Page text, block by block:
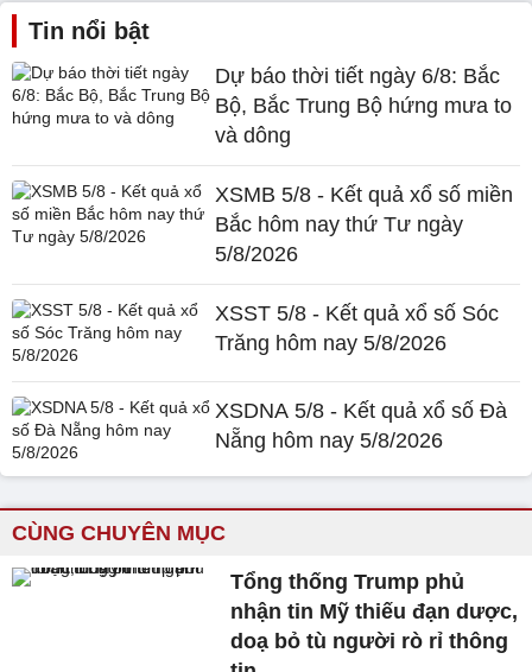
Tin nổi bật
Dự báo thời tiết ngày 6/8: Bắc
Bộ, Bắc Trung Bộ hứng mưa to
và dông
XSMB 5/8 - Kết quả xổ số miền
Bắc hôm nay thứ Tư ngày
5/8/2026
XSST 5/8 - Kết quả xổ số Sóc
Trăng hôm nay 5/8/2026
XSDNA 5/8 - Kết quả xổ số Đà
Nẵng hôm nay 5/8/2026
CÙNG CHUYÊN MỤC
Tổng thống Trump phủ
nhận tin Mỹ thiếu đạn dược,
doạ bỏ tù người rò rỉ thông